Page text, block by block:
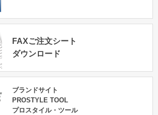
FAXご注文シート
ダウンロード
ブランドサイト
PROSTYLE TOOL
プロスタイル・ツール